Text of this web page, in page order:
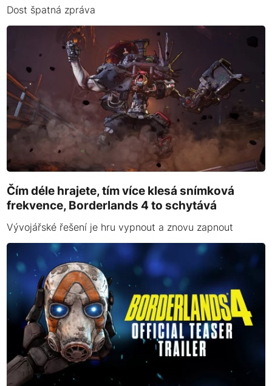
Dost špatná zpráva
Čím déle hrajete, tím více klesá snímková
frekvence, Borderlands 4 to schytává
Vývojářské řešení je hru vypnout a znovu zapnout